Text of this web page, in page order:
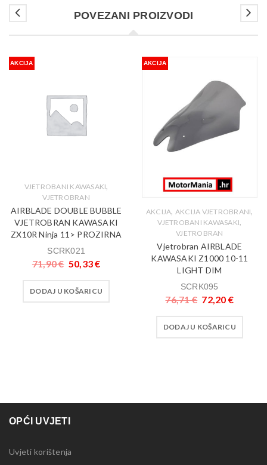
POVEZANI PROIZVODI
AKCIJA
VJETROBANI KAWASAKI,
VJETROBRAN
AIRBLADE DOUBLE BUBBLE
VJETROBRAN KAWASAKI
ZX10R Ninja 11> PROZIRNA
SCRK021
71,90€ 50,33€
DODAJ U KOŠARICU
AKCIJA
AKCIJA, AKCIJA VJETROBRANI,
VJETROBANI KAWASAKI,
VJETROBRAN
Vjetrobran AIRBLADE
KAWASAKI Z1000 10-11
LIGHT DIM
SCRK095
76,71€ 72,20 €
DODAJ U KOŠARICU
OPĆI UVJETI
Uvjeti korištenja